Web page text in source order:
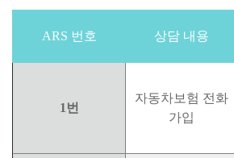
ARS 번호 상담 내용
1번
자동차보험 전화
가입